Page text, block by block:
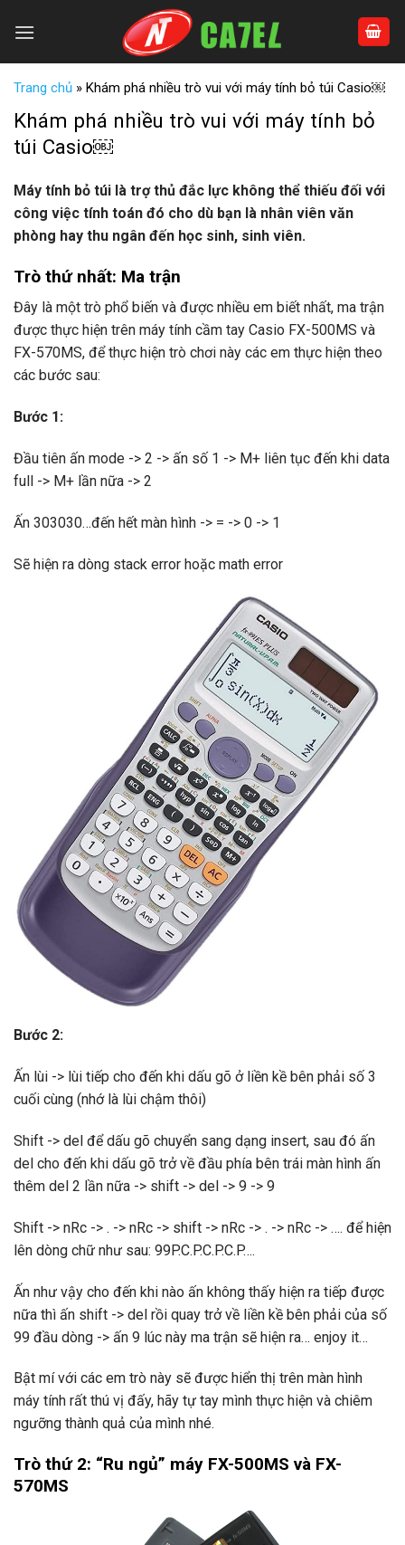
Trang chủ » Khám phá nhiều trò vui với máy tính bỏ túi Casio￼
Khám phá nhiều trò vui với máy tính bỏ
túi Casio￼
Máy tính bỏ túi là trợ thủ đắc lực không thể thiếu đối với
công việc tính toán đó cho dù bạn là nhân viên văn
phòng hay thu ngân đến học sinh, sinh viên.
Trò thứ nhất: Ma trận
Đây là một trò phổ biến và được nhiều em biết nhất, ma trận
được thực hiện trên máy tính cầm tay Casio FX-500MS và
FX-570MS, để thực hiện trò chơi này các em thực hiện theo
các bước sau:
Bước 1:
Đầu tiên ấn mode -> 2 -> ấn số 1 -> M+ liên tục đến khi data
full -> M+ lần nữa -> 2
Ấn 303030…đến hết màn hình -> = -> 0 -> 1
Sẽ hiện ra dòng stack error hoặc math error
Bước 2:
Ấn lùi -> lùi tiếp cho đến khi dấu gõ ở liền kề bên phải số 3
cuối cùng (nhớ là lùi chậm thôi)
Shift -> del để dấu gõ chuyển sang dạng insert, sau đó ấn
del cho đến khi dấu gõ trở về đầu phía bên trái màn hình ấn
thêm del 2 lần nữa -> shift -> del -> 9 -> 9
Shift -> nRc -> . -> nRc -> shift -> nRc -> . -> nRc -> …. để hiện
lên dòng chữ như sau: 99P.C.P.C.P.C.P….
Ấn như vậy cho đến khi nào ấn không thấy hiện ra tiếp được
nữa thì ấn shift -> del rồi quay trở về liền kề bên phải của số
99 đầu dòng -> ấn 9 lúc này ma trận sẽ hiện ra… enjoy it…
Bật mí với các em trò này sẽ được hiển thị trên màn hình
máy tính rất thú vị đấy, hãy tự tay mình thực hiện và chiêm
ngưỡng thành quả của mình nhé.
Trò thứ 2: “Ru ngủ” máy FX-500MS và FX-
570MS